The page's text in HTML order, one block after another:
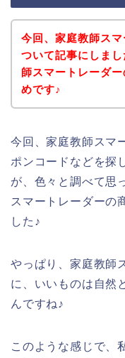
今回、家庭教師ス
ついて記事にしま
師スマートレーダ
めです♪
今回、家庭教師スマ
ポンコードなどを探
が、色々と調べて思
スマートレーダーの
した♪
やっぱり、家庭教師
に、いいものは自然
んですね♪
このような感じで、